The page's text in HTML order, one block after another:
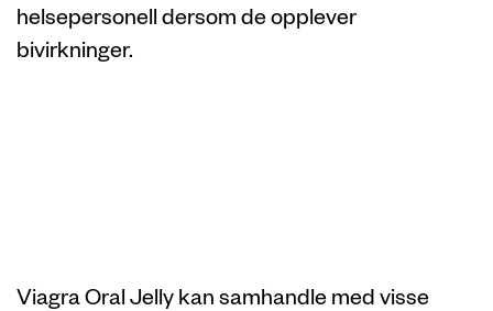
helsepersonell dersom de opplever
bivirkninger.
Viagra Oral Jelly kan samhandle med visse